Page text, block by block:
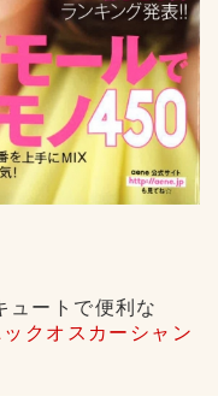
ュートで便利な
クオスカーシャン